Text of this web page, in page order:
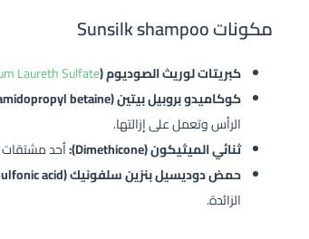
مكونات Sunsilk shampoo
كبريتات لوريث الصوديوم (Laureth Sulfate
كوكاميدو بروبيل بيتين (cocamidopropyl betaine):
الرأس وتعمل على إزالتها.
ثنائي الميثيكون (Dimethicone):
أحد مشتقات
حمض دوديسيل بنزين سلفونيك (dodecylbenzene sulfonic acid):
الزائدة.